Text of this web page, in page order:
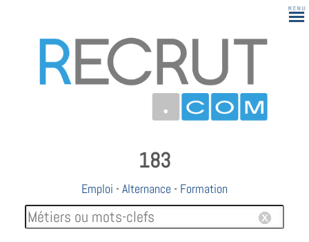
183
Emploi -Alternance - Formation